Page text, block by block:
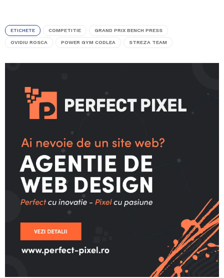
ETICHETE COMPETITIE GRAND PRIX BENCH PRESS
OVIDIU ROSCA POWER GYM CODLEA STREZA TEAM